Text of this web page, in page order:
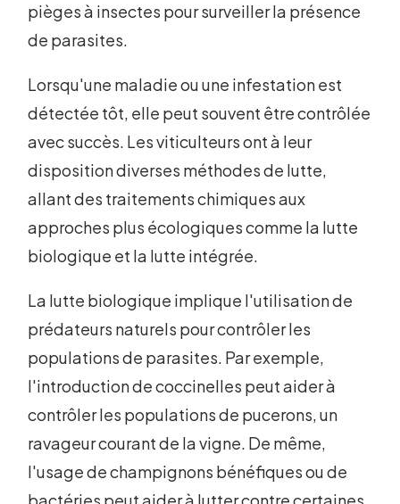
pièges à insectes pour surveiller la présence
de parasites.
Lorsqu'une maladie ou une infestation est
détectée tôt, elle peut souvent être contrôlée
avec succès. Les viticulteurs ont à leur
disposition diverses méthodes de lutte,
allant des traitements chimiques aux
approches plus écologiques comme la lutte
biologique et la lutte intégrée.
La lutte biologique implique l'utilisation de
prédateurs naturels pour contrôler les
populations de parasites. Par exemple,
l'introduction de coccinelles peut aider à
contrôler les populations de pucerons, un
ravageur courant de la vigne. De même,
l'usage de champignons bénéfiques ou de